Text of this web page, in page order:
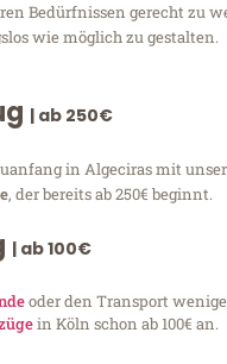
Bedürfnissen gerecht zu
wie möglich zu gestalten.
| ab 250€
in Algeciras mit
, der bereits ab 250€ beginnt.
| ab 100€
oder den Transport
in Köln schon ab 100€ an.